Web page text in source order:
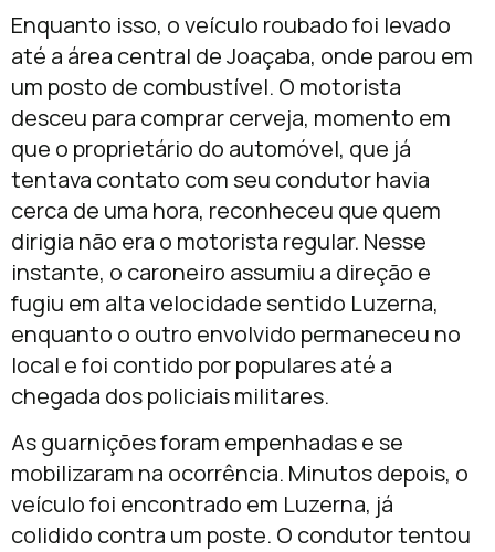
Enquanto isso, o veículo roubado foi levado
até a área central de Joaçaba, onde parou em
um posto de combustível. O motorista
desceu para comprar cerveja, momento em
que o proprietário do automóvel, que já
tentava contato com seu condutor havia
cerca de uma hora, reconheceu que quem
dirigia não era o motorista regular. Nesse
instante, o caroneiro assumiu a direção e
fugiu em alta velocidade sentido Luzerna,
enquanto o outro envolvido permaneceu no
local e foi contido por populares até a
chegada dos policiais militares.
As guarnições foram empenhadas e se
mobilizaram na ocorrência. Minutos depois, o
veículo foi encontrado em Luzerna, já
colidido contra um poste. O condutor tentou